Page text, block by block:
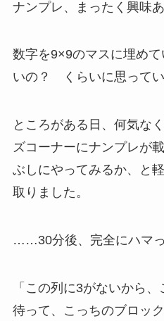
ナンプレ、まったく興味
数字を9×9のマスに埋め
いの？ くらいに思ってい
ところがある日、何気な
ズコーナーにナンプレが
ぶしにやってみるか、と
取りました。
……30分後、完全にハマっ
「この列に3がないから
待って、こっちのブロッ